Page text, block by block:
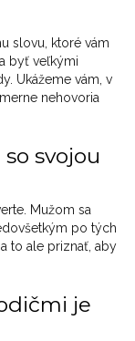
slovu, ktoré vám
byť veľkými
Ukážeme vám, v
nehovoria
svojou
Mužom sa
po tých
to ale priznať, aby
je